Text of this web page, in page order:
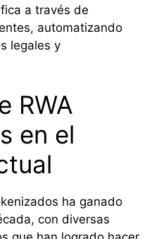
a través de
automatizando
legales y
RWA
en el
ha ganado
con diversas